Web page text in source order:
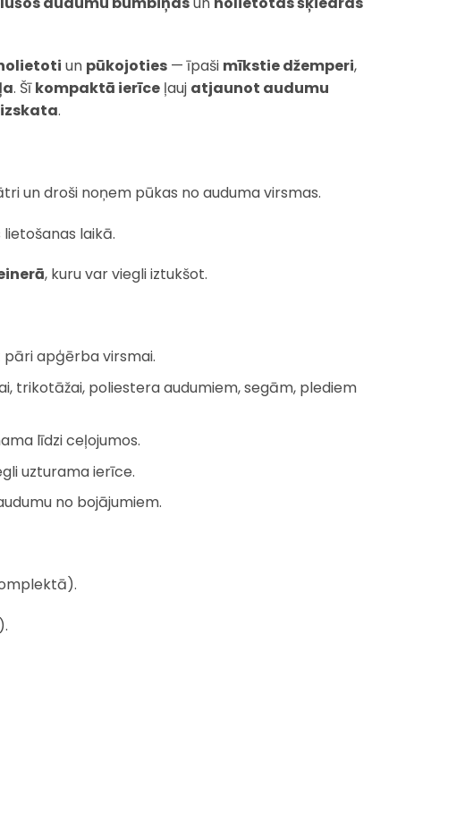
un pūkojoties — īpaši mīkstie džemperi,
. Šīkompaktā ierīce ļauj atjaunot audumu
.
un droši noņem pūkas no auduma virsmas.
laikā.
, kuru var viegli iztukšot.
apģērba virsmai.
trikotāžai, poliestera audumiem, segām, plediem
līdzi ceļojumos.
uzturama ierīce.
no bojājumiem.